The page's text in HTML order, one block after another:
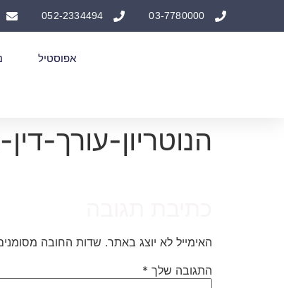
03-7780000
052-2334494
אפוסטיל
הנוטריון-עורך-
האימייל לא יוצג באתר. שדות החובה
התגובה שלך *